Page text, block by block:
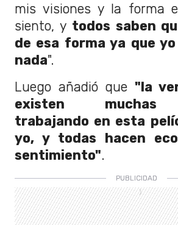
mis visiones y la forma
siento, y todos saben
de esa forma ya que
nada".
Luego añadió que "la
existen muchas
trabajando en esta
yo, y todas hacen
sentimiento".